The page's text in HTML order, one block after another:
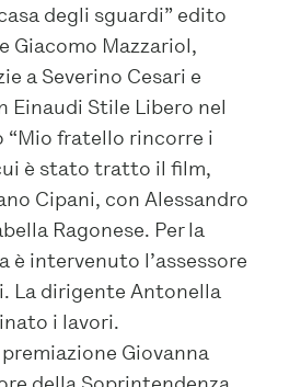
degli sguardi” edito
Giacomo Mazzariol,
a Severino Cesari e
Einaudi Stile Libero nel
“Mio fratello rincorre i
è stato tratto il film,
Cipani, con Alessandro
Ragonese. Per la
è intervenuto l’assessore
La dirigente Antonella
i lavori.
Giovanna